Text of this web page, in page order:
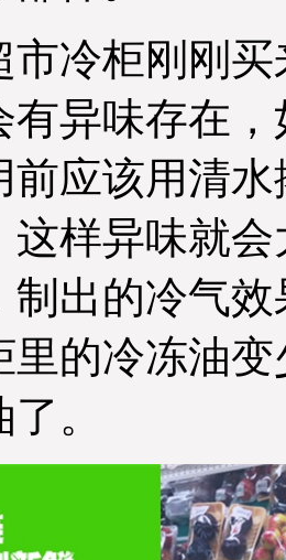
市冷柜刚刚
有异味存在
前应该用清
这样异味就
制出的冷气
里的冷冻油
。